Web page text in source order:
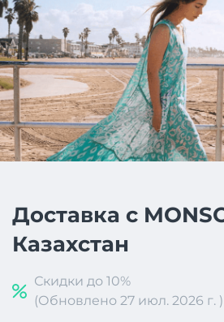
Доставка с
Казахстан
Скидки до 10%
(Обновлено 27 июл. 2026 г. )